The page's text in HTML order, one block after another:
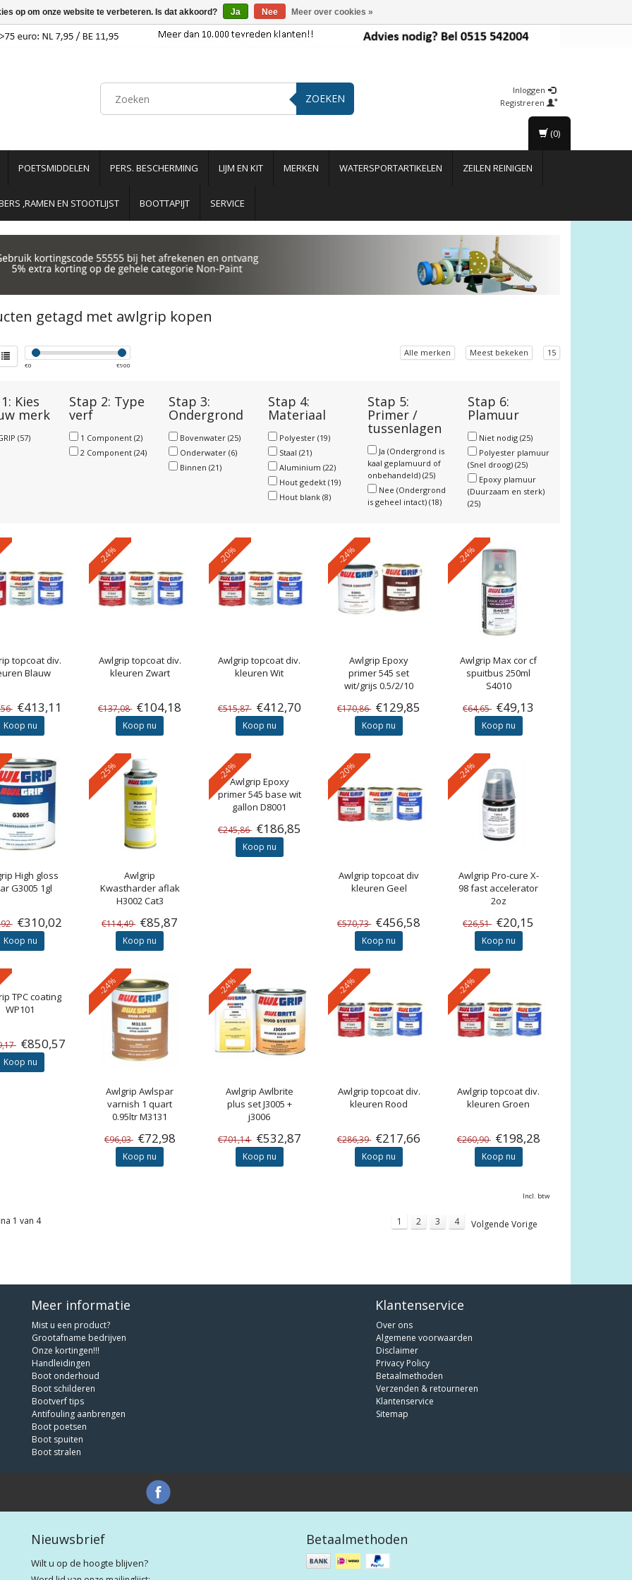
ZOEKEN
Inloggen
Registreren
POETSMIDDELEN PERS. BESCHERMING LIJM EN KIT MERKEN WATERSPORTARTIKELEN ZEILEN REINIGEN
,RAMEN EN STOOTLIJST BOOTTAPIJT SERVICE
(0)
getagd met awlgrip kopen
€0 €900
Alle merken Meest bekeken 15
Kies
merk
(57)
Stap 2: Type
verf
1 Component (2)
2 Component (24)
Stap 3:
Ondergrond
Bovenwater (25)
Onderwater (6)
Binnen (21)
Stap 4:
Materiaal
Polyester(19)
Staal(21)
Aluminium(22)
Hout gedekt(19)
Hout blank(8)
Stap 5:
Primer /
tussenlagen
Ja (Ondergrond is
kaal geplamuurd of
onbehandeld)(25)
Nee (Ondergrond
is geheel intact)(18)
Stap 6:
Plamuur
Niet nodig (25)
Polyester plamuur
(Snel droog) (25)
Epoxy plamuur
(Duurzaam en sterk)
(25)
topcoat div.
Blauw
€413,11
Koop nu
-24%
Awlgrip topcoat div.
kleuren Zwart
€137,08 €104,18
Koop nu
-20%
Awlgrip topcoat div.
kleuren Wit
€515,87 €412,70
Koop nu
-24%
Awlgrip Epoxy
primer 545 set
wit/grijs 0.5/2/10
€170,86 €129,85
Koop nu
-24%
Awlgrip Max cor cf
spuitbus 250ml
S4010
€64,65 €49,13
Koop nu
High gloss
G3005 1gl
€310,02
Koop nu
-25%
Awlgrip
Kwastharder aflak
H3002 Cat3
€114,49 €85,87
Koop nu
-24%Awlgrip Epoxy
primer 545 base wit
gallon D8001
€245,86 €186,85
Koop nu
-20%
Awlgrip topcoat div
kleuren Geel
€570,73 €456,58
Koop nu
-24%
Awlgrip Pro-cure X-
98 fast accelerator
2oz
€26,51 €20,15
Koop nu
TPC coating
WP101
€850,57
Koop nu
-24%
Awlgrip Awlspar
varnish 1 quart
0.95ltr M3131
€96,03 €72,98
Koop nu
-24%
Awlgrip Awlbrite
plus set J3005 +
j3006
€701,14 €532,87
Koop nu
-24%
Awlgrip topcoat div.
kleuren Rood
€286,39 €217,66
Koop nu
-24%
Awlgrip topcoat div.
kleuren Groen
€260,90 €198,28
Koop nu
Incl. btw
1 van 4 1 2 3 4 Volgende Vorige
Meer informatie
Mist u een product?
Grootafname bedrijven
Onze kortingen!!!
Handleidingen
Boot onderhoud
Boot schilderen
Bootverf tips
Antifouling aanbrengen
Boot poetsen
Boot spuiten
Boot stralen
Klantenservice
Over ons
Algemene voorwaarden
Disclaimer
Privacy Policy
Betaalmethoden
Verzenden & retourneren
Klantenservice
Sitemap
Nieuwsbrief
Wilt u op de hoogte blijven?
Betaalmethoden
op om onze website te verbeteren. Is dat akkoord? Ja Nee Meer over cookies »